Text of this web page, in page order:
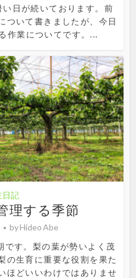
日が続いております。前
ついて書きましたが、今日
作業についてです。...
日記
理する季節
byHideo Abe
です。梨の葉が勢いよく茂
の生育に重要な役割を果た
ほどいいわけではありませ